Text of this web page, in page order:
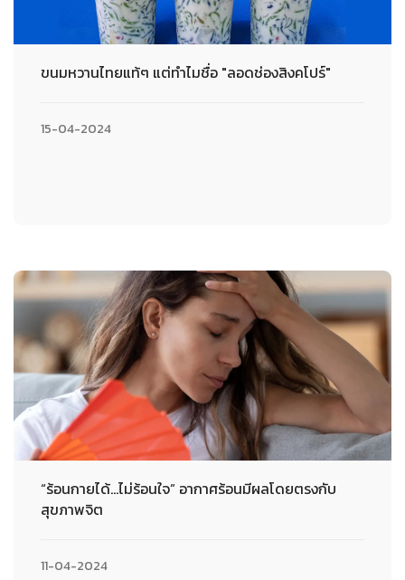
ขนมหวานไทยแท้ๆ แต่ทำไมชื่อ "ลอดช่องสิงคโปร์"
15-04-2024
“ร้อนกายได้...ไม่ร้อนใจ” อากาศร้อนมีผลโดยตรงกับ
สุขภาพจิต
11-04-2024